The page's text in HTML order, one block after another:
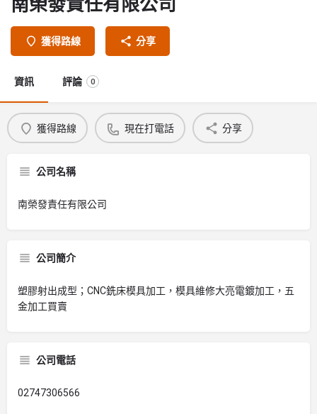
南榮發責任有限公司
獲得路線 分享
資訊 評論 0
獲得路線 現在打電話 分享
公司名稱
南榮發責任有限公司
公司簡介
塑膠射出成型；CNC銑床模具加工，模具維修大亮電鍍加工，五
金加工買賣
公司電話
02747306566